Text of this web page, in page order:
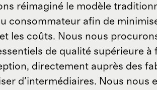
réimaginé le modèle
consommateur afin de
les coûts. Nous nous
de qualité supérieure à
directement auprès des
d'intermédiaires. Nous nous